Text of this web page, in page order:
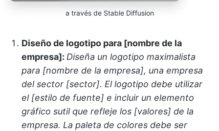
a través de Stable Diffusion
Diseño de logotipo para [nombre de la
empresa]: Diseña un logotipo maximalista
para [nombre de la empresa], una empresa
del sector [sector]. El logotipo debe utilizar
el [estilo de fuente] e incluir un elemento
gráfico sutil que refleje los [valores] de la
empresa. La paleta de colores debe ser